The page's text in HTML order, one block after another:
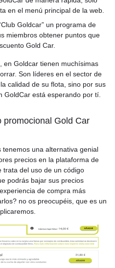
en el menú principal de la web.
Goldcar” un programa de
miembros obtener puntos que
Gold Car.
en Goldcar tienen muchísimas
Son líderes en el sector de
calidad de su flota, sino por sus
GoldCar está esperando por tí.
promocional Gold Car
una alternativa genial
precios en la plataforma de
trata del uso de un código
podrás bajar sus precios
de compra más
no os preocupéis, que es un